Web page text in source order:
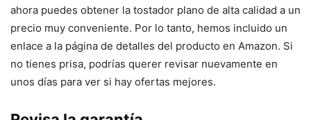
ahora puedes obtener la tostador plano de alta calidad a un
precio muy conveniente. Por lo tanto, hemos incluido un
enlace a la página de detalles del producto en Amazon. Si
no tienes prisa, podrías querer revisar nuevamente en
unos días para ver si hay ofertas mejores.